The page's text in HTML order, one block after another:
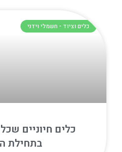
כלים וציוד - חשמלי וידני
כלים חיוניים
בתחילת